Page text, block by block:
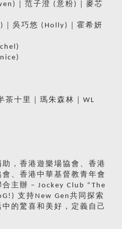
｜范子澄 (意粉)｜麥芯
｜吳巧悠 (Holly)｜霍希妍
茶十里｜瑪朱森林｜WL
，香港遊樂場協會、香港
、香港中華基督教青年會
主辦 – Jockey Club “The
支持New Gen共同探索
的驚喜和美好，定義自己